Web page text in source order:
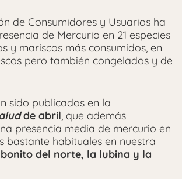
de Consumidores y Usuarios ha
de Mercurio en 21 especies
y mariscos más consumidos, en
pero también congelados y de
sido publicados en la
de abril, que además
presencia media de mercurio en
bastante habituales en nuestra
bonito del norte, la lubina y la